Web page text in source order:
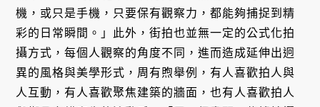
機，或只是手機，只要保有觀察力，都能夠捕捉到精
彩的日常瞬間。」此外，街拍也並無一定的公式化拍
攝方式，每個人觀察的角度不同，進而造成延伸出迥
異的風格與美學形式，周有煦舉例，有人喜歡拍人與
人互動，有人喜歡聚焦建築的牆面，也有人喜歡拍人